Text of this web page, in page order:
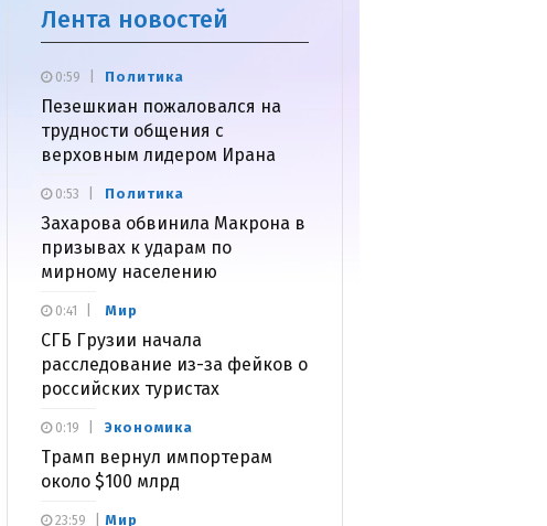
Лента новостей
Политика
Пезешкиан пожаловался на
трудности общения с
верховным лидером Ирана
0:59
Политика
Захарова обвинила Макрона в
призывах к ударам по
мирному населению
0:53
Мир
СГБ Грузии начала
расследование из-за фейков о
российских туристах
0:41
Экономика
Трамп вернул импортерам
около $100 млрд
0:19
Мир
23:59